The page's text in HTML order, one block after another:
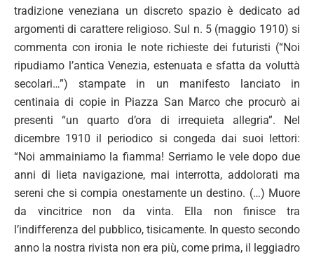
tradizione veneziana un discreto spazio è dedicato ad
argomenti di carattere religioso. Sul n. 5 (maggio 1910) si
commenta con ironia le note richieste dei futuristi (“Noi
ripudiamo l’antica Venezia, estenuata e sfatta da voluttà
secolari…”) stampate in un manifesto lanciato in
centinaia di copie in Piazza San Marco che procurò ai
presenti “un quarto d’ora di irrequieta allegria”. Nel
dicembre 1910 il periodico si congeda dai suoi lettori:
“Noi ammainiamo la fiamma! Serriamo le vele dopo due
anni di lieta navigazione, mai interrotta, addolorati ma
sereni che si compia onestamente un destino. (…) Muore
da vincitrice non da vinta. Ella non finisce tra
l’indifferenza del pubblico, tisicamente. In questo secondo
anno la nostra rivista non era più, come prima, il leggiadro